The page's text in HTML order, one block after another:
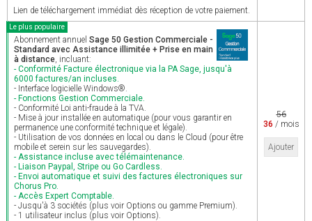
Lien de téléchargement immédiat dès réception de votre paiement.
Le plus populaire
Abonnement annuel Sage 50 Gestion Commerciale -
Standard avec Assistance illimitée + Prise en main
à distance, incluant:
- Conformité Facture électronique via la PA Sage, jusqu'à
6000 factures/an incluses.
- Interface logicielle Windows®.
- Fonctions Gestion Commerciale.
- Conformité Loi anti-fraude à la TVA.
- Mise à jour installée en automatique (pour vous garantir en
permanence une conformité technique et légale).
- Utilisation de vos données en local ou dans le Cloud (pour être
mobile et serein sur les sauvegardes).
- Assistance incluse avec télémaintenance.
- Liaison Paypal, Stripe ou Go Cardless.
- Envoi automatique et suivi des factures électroniques sur
Chorus Pro.
- Accès Expert Comptable.
- Jusqu'à 3 sociétés (plus voir Options ou gamme Premium).
- 1 utilisateur inclus (plus voir Options).
56
36 / mois
Ajouter